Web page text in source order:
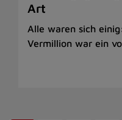
Art
Alle waren sich
Vermillion war ein